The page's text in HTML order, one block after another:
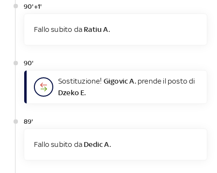
90'+1'
Fallo subito da Ratiu A.
90'
Sostituzione! Gigovic A.prende il posto di
Dzeko E.
89'
Fallo subito da Dedic A.